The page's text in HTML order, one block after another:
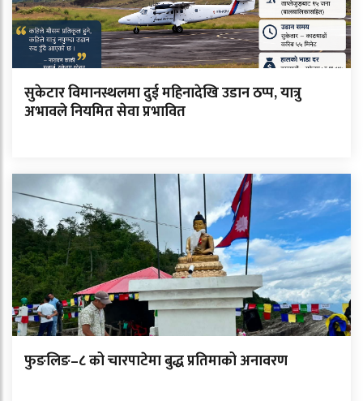
सुकेटार विमानस्थलमा दुई महिनादेखि उडान ठप्प, यात्रु
अभावले नियमित सेवा प्रभावित
फुङलिङ–८ को चारपाटेमा बुद्ध प्रतिमाको अनावरण